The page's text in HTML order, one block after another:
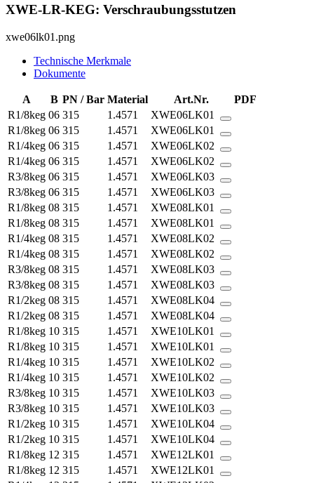
XWE-LR-KEG: Verschraubungsstutzen
xwe06lk01.png
Technische Merkmale
Dokumente
A B PN / Bar Material Art.Nr.
PDF
R1/8keg 06 315 1.4571
XWE06LK01
R1/8keg 06 315 1.4571
XWE06LK01
R1/4keg 06 315 1.4571
XWE06LK02
R1/4keg 06 315 1.4571
XWE06LK02
R3/8keg 06 315 1.4571
XWE06LK03
R3/8keg 06 315 1.4571
XWE06LK03
R1/8keg 08 315 1.4571
XWE08LK01
R1/8keg 08 315 1.4571
XWE08LK01
R1/4keg 08 315 1.4571
XWE08LK02
R1/4keg 08 315 1.4571
XWE08LK02
R3/8keg 08 315 1.4571
XWE08LK03
R3/8keg 08 315 1.4571
XWE08LK03
R1/2keg 08 315 1.4571
XWE08LK04
R1/2keg 08 315 1.4571
XWE08LK04
R1/8keg 10 315 1.4571
XWE10LK01
R1/8keg 10 315 1.4571
XWE10LK01
R1/4keg 10 315 1.4571
XWE10LK02
R1/4keg 10 315 1.4571
XWE10LK02
R3/8keg 10 315 1.4571
XWE10LK03
R3/8keg 10 315 1.4571
XWE10LK03
R1/2keg 10 315 1.4571
XWE10LK04
R1/2keg 10 315 1.4571
XWE10LK04
R1/8keg 12 315 1.4571
XWE12LK01
R1/8keg 12 315 1.4571
XWE12LK01